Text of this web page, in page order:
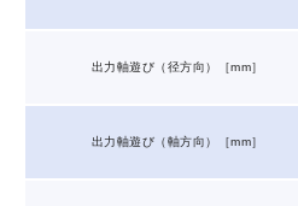
出力軸遊び（径方向）［mm］
出力軸遊び（軸方向）［mm］